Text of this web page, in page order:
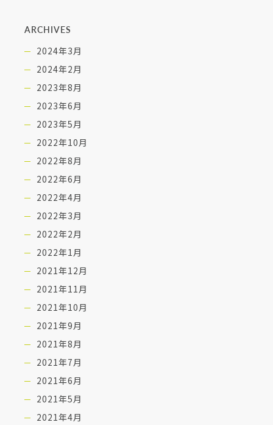
ARCHIVES
2024年3月
2024年2月
2023年8月
2023年6月
2023年5月
2022年10月
2022年8月
2022年6月
2022年4月
2022年3月
2022年2月
2022年1月
2021年12月
2021年11月
2021年10月
2021年9月
2021年8月
2021年7月
2021年6月
2021年5月
2021年4月